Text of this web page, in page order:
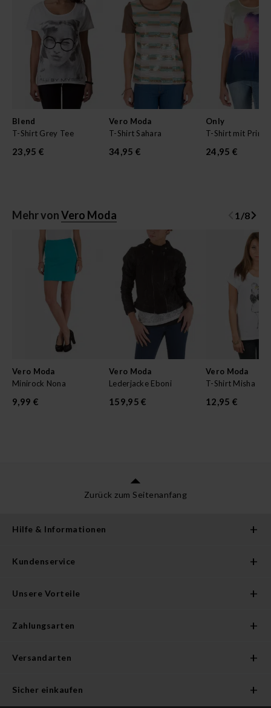
Blend
T-Shirt Grey Tee
23,95 €
Vero Moda
T-Shirt Sahara
34,95 €
Only
T-Shirt mit Print
24,95 €
Mehr vonVero Moda 1 /8
Vero Moda
Minirock Nona
9,99 €
Vero Moda
Lederjacke Eboni
159,95 €
Vero Moda
T-Shirt Misha
12,95 €
Zurück zum Seitenanfang
Hilfe & Informationen
Kundenservice
Unsere Vorteile
Zahlungsarten
Versandarten
Sicher einkaufen